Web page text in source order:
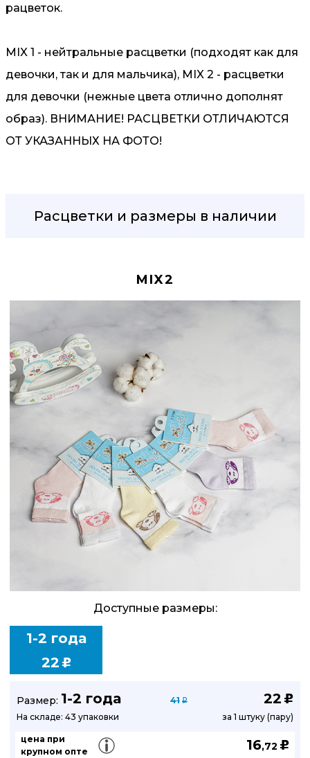
рацветок.
MIX 1 - нейтральные расцветки (подходят как для
девочки, так и для мальчика), MIX 2 - расцветки
для девочки (нежные цвета отлично дополнят
образ). ВНИМАНИЕ! РАСЦВЕТКИ ОТЛИЧАЮТСЯ
ОТ УКАЗАННЫХ НА ФОТО!
Расцветки и размеры в наличии
MIX2
Доступные размеры:
1-2 года
22 u
Размер: 1-2 года 41 q 22 u
На складе: 43 упаковки за 1 штуку (пару)
цена при
крупном опте
16,72 u